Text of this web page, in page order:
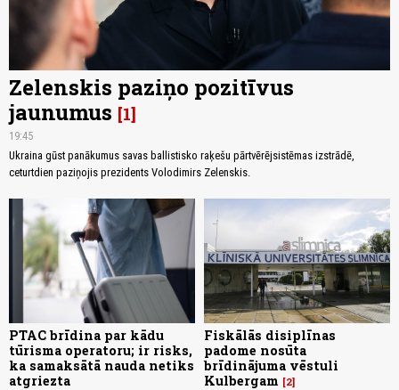
Zelenskis paziņo pozitīvus
jaunumus 1
19:45
Ukraina gūst panākumus savas ballistisko raķešu pārtvērējsistēmas izstrādē,
ceturtdien paziņojis prezidents Volodimirs Zelenskis.
PTAC brīdina par kādu
tūrisma operatoru; ir risks,
ka samaksātā nauda netiks
atgriezta
Fiskālās disiplīnas
padome nosūta
brīdinājuma vēstuli
Kulbergam
2